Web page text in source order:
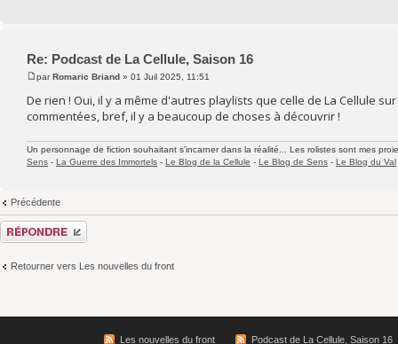
Re: Podcast de La Cellule, Saison 16
parRomaric Briand » 01 Juil 2025, 11:51
De rien ! Oui, il y a même d'autres playlists que celle de La Cellule
commentées, bref, il y a beaucoup de choses à découvrir !
Un personnage de fiction souhaitant s'incarner dans la réalité... Les rolistes sont mes
Sens - La Guerre des Immortels - Le Blog de la Cellule - Le Blog de Sens - Le Blog du Val
Précédente
Répondre
Retourner vers Les nouvelles du front
Les nouvelles du front Podcast de La Cellule, Saison 16